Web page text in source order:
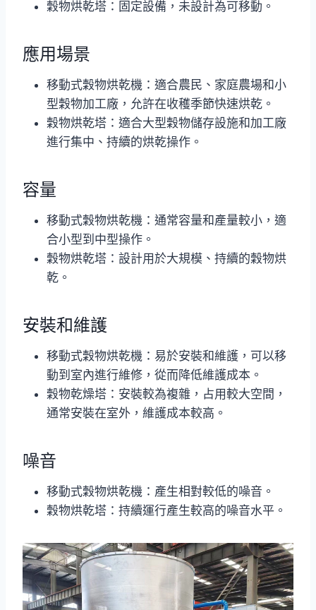
穀物烘乾塔：固定設備，未設計為可移動。
應用場景
移動式穀物烘乾機：適合農民、家庭農場和小
型穀物加工廠，允許在收穫季節快速烘乾。
穀物烘乾塔：適合大型穀物儲存設施和加工廠
進行集中、持續的烘乾操作。
容量
移動式穀物烘乾機：通常容量和產量較小，適
合小型到中型操作。
穀物烘乾塔：設計用於大規模、持續的穀物烘
乾。
安裝和維護
移動式穀物烘乾機：易於安裝和維護，可以移
動到室內進行維修，從而降低維護成本。
穀物乾燥塔：安裝較為複雜，占用較大空間，
通常安裝在室外，維護成本較高。
噪音
移動式穀物烘乾機：產生相對較低的噪音。
穀物烘乾塔：持續運行產生較高的噪音水平。